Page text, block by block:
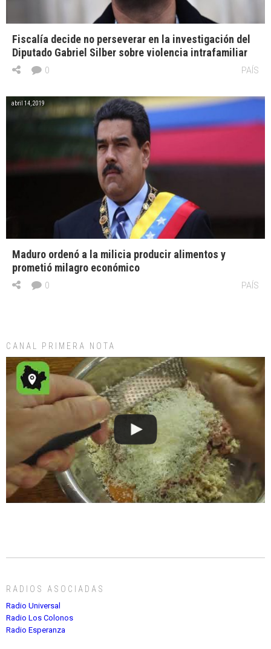
Fiscalía decide no perseverar en la investigación del
Diputado Gabriel Silber sobre violencia intrafamiliar
PAÍS
0
abril 14, 2019
Maduro ordenó a la milicia producir alimentos y
prometió milagro económico
PAÍS
0
CANAL PRIMERA NOTA
RADIOS ASOCIADAS
Radio Universal
Radio Los Colonos
Radio Esperanza